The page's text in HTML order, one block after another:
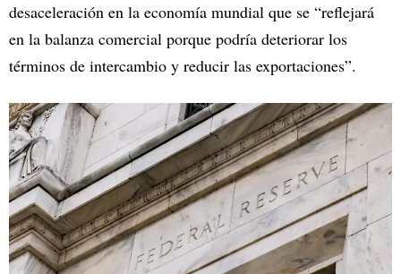
desaceleración en la economía mundial que se “reflejará
en la balanza comercial porque podría deteriorar los
términos de intercambio y reducir las exportaciones”.